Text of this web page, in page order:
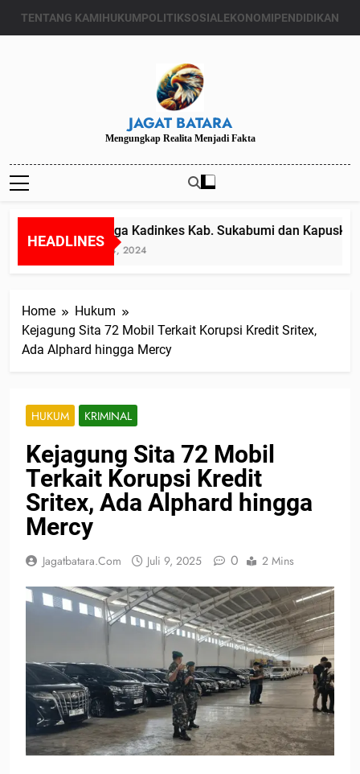
TENTANG KAMIHUKUMPOLITIKSOSIALEKONOMIPENDIDIKAN
JAGAT BATARA
Mengungkap Realita Menjadi Fakta
HEADLINES
Diduga Kadinkes Kab. Sukabumi dan
Juli 24, 2024
Home
Hukum
Kejagung Sita 72 Mobil Terkait Korupsi Kredit Sritex,
Ada Alphard hingga Mercy
HUKUM KRIMINAL
Kejagung Sita 72 Mobil
Terkait Korupsi Kredit
Sritex, Ada Alphard hingga
Mercy
Jagatbatara.com Juli 9, 2025 0 2 Mins